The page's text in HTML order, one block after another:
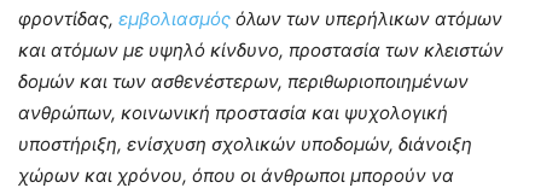
φροντίδας, εμβολιασμός όλων των υπερήλικων ατόμων
και ατόμων με υψηλό κίνδυνο, προστασία των κλειστών
δομών και των ασθενέστερων, περιθωριοποιημένων
ανθρώπων, κοινωνική προστασία και ψυχολογική
υποστήριξη, ενίσχυση σχολικών υποδομών, διάνοιξη
χώρων και χρόνου, όπου οι άνθρωποι μπορούν να